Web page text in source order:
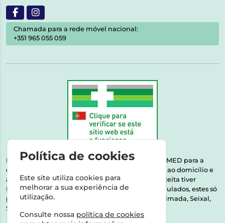
Chamada para a rede móvel nacional:
+351 965 055 059
Esta farmácia encontra-se autorizada pelo INFARMED para a
dispensa de medicamentos e produtos de saúde ao domicílio e
através da internet. Medicamentos | Se na sua receita tiver
MSRM, MNSRM, MSRMV ou Medicamentos Manipulados, estes só
podem ser entregues nos seguintes concelhos: Almada, Seixal,
Sesimbra, Oeiras e Lisboa.
Política de cookies
Este site utiliza cookies para
melhorar a sua experiência de
utilização.
Consulte nossa política de cookies